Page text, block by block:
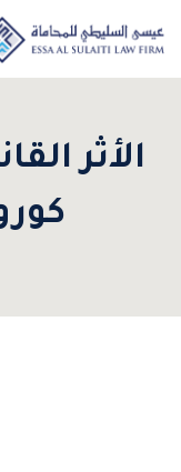
الأثر